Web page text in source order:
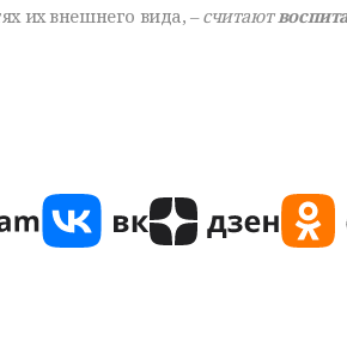
их внешнего вида, –считают